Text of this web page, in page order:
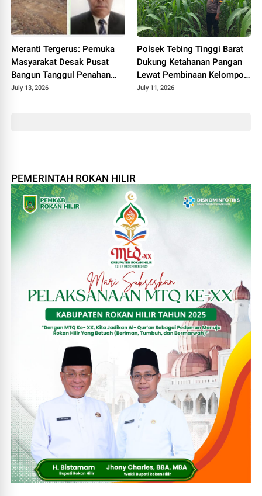
Meranti Tergerus: Pemuka
Masyarakat Desak Pusat
Bangun Tanggul Penahan
Gelombang
July 13, 2026
Polsek Tebing Tinggi Barat
Dukung Ketahanan Pangan
Lewat Pembinaan Kelompok
Tani Tunas Harapan Maju
July 11, 2026
PEMERINTAH ROKAN HILIR